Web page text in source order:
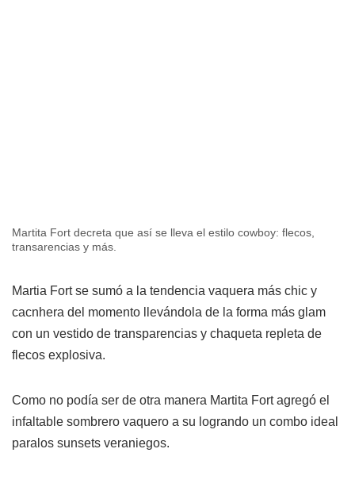
Martita Fort decreta que así se lleva el estilo cowboy: flecos,
transarencias y más.
Martia Fort se sumó a la tendencia vaquera más chic y
cacnhera del momento llevándola de la forma más glam
con un vestido de transparencias y chaqueta repleta de
flecos explosiva.
Como no podía ser de otra manera Martita Fort agregó el
infaltable sombrero vaquero a su logrando un combo ideal
paralos sunsets veraniegos.